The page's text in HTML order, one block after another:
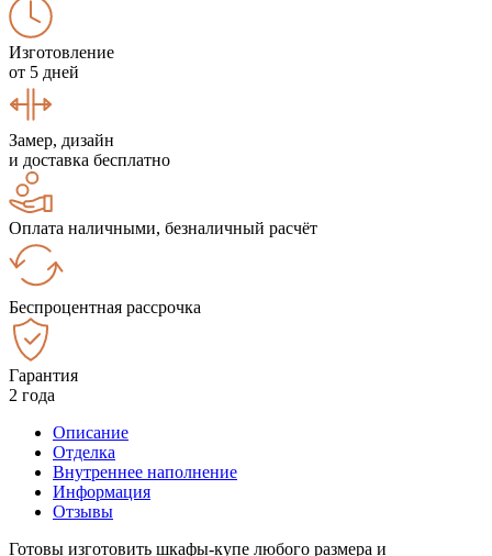
Изготовление
от 5 дней
Замер, дизайн
и доставка бесплатно
Оплата наличными, безналичный расчёт
Беспроцентная рассрочка
Гарантия
2 года
Описание
Отделка
Внутреннее наполнение
Информация
Отзывы
Готовы изготовить шкафы-купе любого размера и